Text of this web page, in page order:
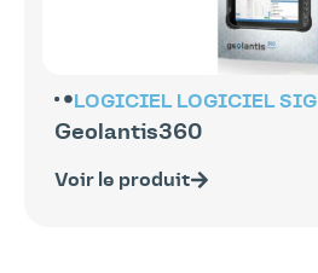
LOGICIEL LOGICIEL SIG
Geolantis360
Voir le produit